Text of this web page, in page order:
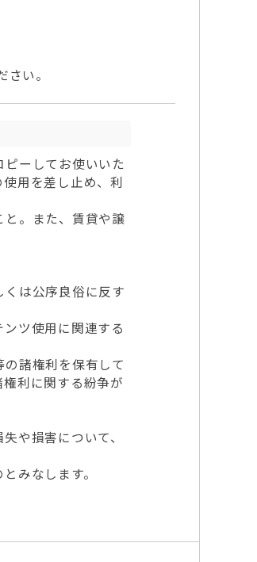
い。
ーしてお使いいた
用を差し止め、利
。また、賃貸や譲
は公序良俗に反す
ツ使用に関連する
諸権利を保有して
利に関する紛争が
や損害について、
みなします。